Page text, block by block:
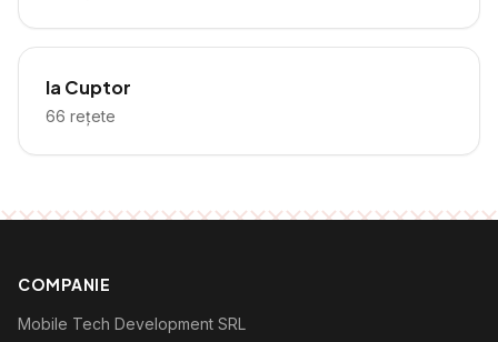
la Cuptor
66 rețete
COMPANIE
Mobile Tech Development SRL